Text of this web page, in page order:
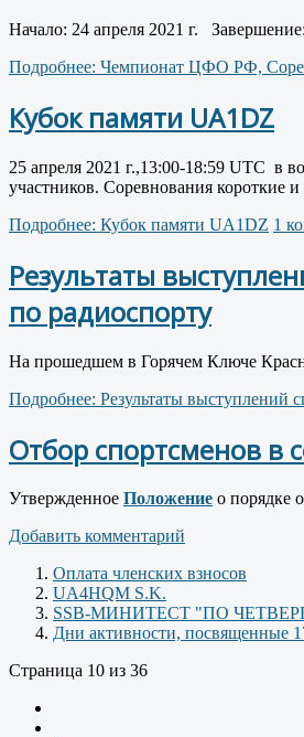
Начало: 24 апреля 2021 г.
Подробнее: Чемпионат ЦФО РФ,
Кубок памяти UA1DZ
25 апреля 2021 г.,13:00-18:59 UTC в
участников. Соревнования короткие
Подробнее: Кубок памяти UA1DZ 1
Результаты
по радиоспорту
На прошедшем в Горячем Ключе
Подробнее: Результаты выступлений
Отбор спортсменов в
Утвержденное Положение о порядке
Добавить комментарий
Оплата членских взносов
UA4HQM S.K.
SSB-МИНИТЕСТ "ПО
Дни активности, посвященные
Страница 10 из 36